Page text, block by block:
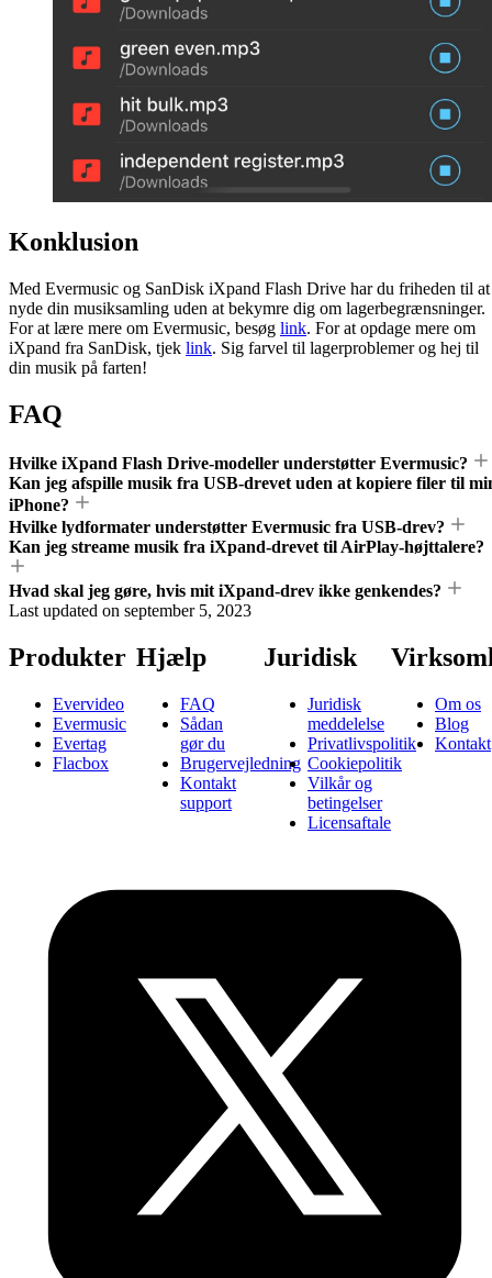
Konklusion
Med Evermusic og SanDisk iXpand Flash Drive har du friheden til at
nyde din musiksamling uden at bekymre dig om lagerbegrænsninger.
For at lære mere om Evermusic, besøg link. For at opdage mere om
iXpand fra SanDisk, tjek link. Sig farvel til lagerproblemer og hej til
din musik på farten!
FAQ
Hvilke iXpand Flash Drive-modeller understøtter Evermusic?
Kan jeg afspille musik fra USB-drevet uden at kopiere filer til
iPhone?
Hvilke lydformater understøtter Evermusic fra USB-drev?
Kan jeg streame musik fra iXpand-drevet til AirPlay-højttalere?
Hvad skal jeg gøre, hvis mit iXpand-drev ikke genkendes?
Last updated on september 5, 2023
Produkter
Evervideo
Evermusic
Evertag
Flacbox
Hjælp
FAQ
Sådan
gør du
Brugervejledning
Kontakt
support
Juridisk
Juridisk
meddelelse
Privatlivspolitik
Cookiepolitik
Vilkår og
betingelser
Licensaftale
Om os
Blog
Kontakt